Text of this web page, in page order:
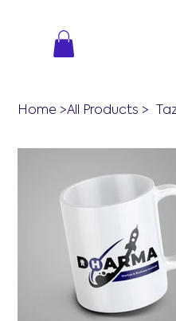
Home >All Products >